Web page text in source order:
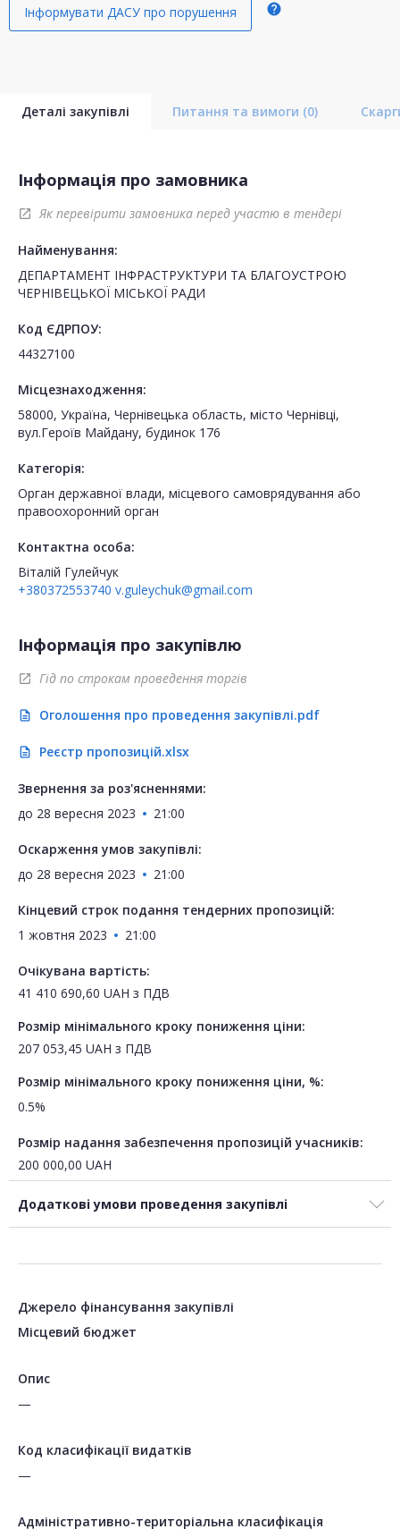
Інформувати ДАСУ про порушення help
Деталі закупівлі Питання та вимоги (0)
Інформація про замовника
open_in_new Як перевірити замовника перед участю в тендері
Найменування:
ДЕПАРТАМЕНТ ІНФРАСТРУКТУРИ ТА БЛАГОУСТРОЮ
ЧЕРНІВЕЦЬКОЇ МІСЬКОЇ РАДИ
Код ЄДРПОУ:
44327100
Місцезнаходження:
58000, Україна, Чернівецька область, місто Чернівці,
вул.Героїв Майдану, будинок 176
Категорія:
Орган державної влади, місцевого самоврядування або
правоохоронний орган
Контактна особа:
Віталій Гулейчук
+380372553740 v.guleychuk@gmail.com
Інформація про закупівлю
open_in_new Гід по строкам проведення торгів
description Оголошення про проведення закупівлі.pdf
description Реєстр пропозицій.xlsx
Звернення за роз'ясненнями:
до 28 вересня 2023 21:00
Оскарження умов закупівлі:
до 28 вересня 2023 21:00
Кінцевий строк подання тендерних пропозицій:
1 жовтня 2023
21:00
Очікувана вартість:
41 410 690,60 UAH з ПДВ
Розмір мінімального кроку пониження ціни:
207 053,45 UAH з ПДВ
Розмір мінімального кроку пониження ціни, %:
0.5%
Розмір надання забезпечення пропозицій учасників:
200 000,00 UAH
Додаткові умови проведення закупівлі
Джерело фінансування закупівлі
Місцевий бюджет
Опис
—
Код класифікації видатків
—
Адміністративно-територіальна класифікація